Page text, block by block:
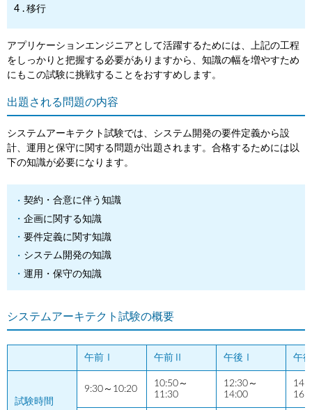
移行
アプリケーションエンジニアとして活躍するためには、上記の工程
をしっかりと把握する必要がありますから、知識の幅を増やすため
にもこの試験に挑戦することをおすすめします。
出題される問題の内容
システムアーキテクト試験では、システム開発の要件定義から設
計、運用と保守に関する問題が出題されます。合格するためには以
下の知識が必要になります。
契約・合意に伴う知識
企画に関する知識
要件定義に関す知識
システム開発の知識
運用・保守の知識
システムアーキテクト試験の概要
午前Ⅰ 午前Ⅱ 午後Ⅰ 午
試験時間
9:30～10:20
10:50～
11:30
12:30～
14:00